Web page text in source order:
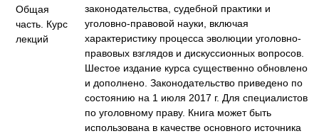
законодательства, судебной практики и
уголовно-правовой науки, включая
характеристику процесса эволюции уголовно-
правовых взглядов и дискуссионных вопросов.
Шестое издание курса существенно обновлено
и дополнено. Законодательство приведено по
состоянию на 1 июля 2017 г. Для специалистов
по уголовному праву. Книга может быть
использована в качестве основного источника